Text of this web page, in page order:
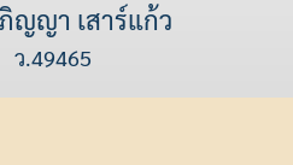
ญา เสาร์แก้ว
ว.49465